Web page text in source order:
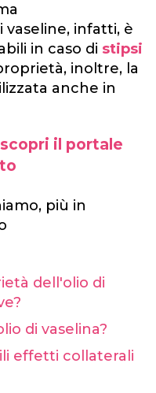
infatti, è
in caso di stipsi
inoltre, la
anche in
il portale
più in
dell'olio di
di vaselina?
effetti collaterali